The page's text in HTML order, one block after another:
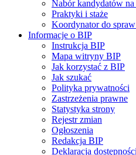
Nabór kandydatów
Praktyki i staże
Koordynator do
Informacje o BIP
Instrukcja BIP
Mapa witryny BIP
Jak korzystać z BIP
Jak szukać
Polityka prywatności
Zastrzeżenia prawne
Statystyka strony
Rejestr zmian
Ogłoszenia
Redakcja BIP
Deklaracja dostępności